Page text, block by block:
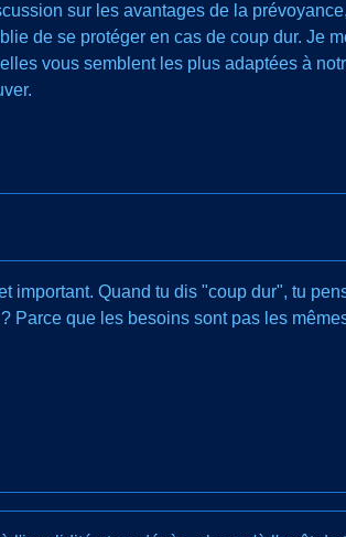
sur les avantages de la
de se protéger en cas de coup dur. Je
vous semblent les plus adaptées à
important. Quand tu dis "coup dur", tu
Parce que les besoins sont pas les